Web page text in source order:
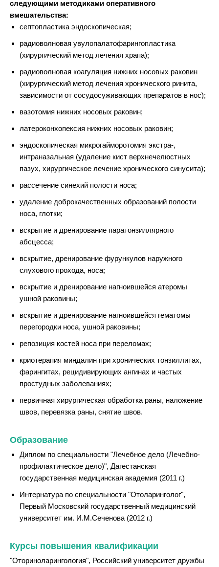
следующими методиками оперативного
вмешательства:
септопластика эндоскопическая;
радиоволновая увулопалатофарингопластика
(хирургический метод лечения храпа);
радиоволновая коагуляция нижних носовых раковин
(хирургический метод лечения хронического ринита,
зависимости от сосудосуживающих препаратов в нос);
вазотомия нижних носовых раковин;
латероконхопексия нижних носовых раковин;
эндоскопическая микрогайморотомия экстра-,
интраназальная (удаление кист верхнечелюстных
пазух, хирургическое лечение хронического синусита);
рассечение синехий полости носа;
удаление доброкачественных образований полости
носа, глотки;
вскрытие и дренирование паратонзиллярного
абсцесса;
вскрытие, дренирование фурункулов наружного
слухового прохода, носа;
вскрытие и дренирование нагноившейся атеромы
ушной раковины;
вскрытие и дренирование нагноившейся гематомы
перегородки носа, ушной раковины;
репозиция костей носа при переломах;
криотерапия миндалин при хронических тонзиллитах,
фарингитах, рецидивирующих ангинах и частых
простудных заболеваниях;
первичная хирургическая обработка раны, наложение
швов, перевязка раны, снятие швов.
Образование
Диплом по специальности "Лечебное дело (Лечебно-
профилактическое дело)", Дагестанская
государственная медицинская академия (2011 г.)
Интернатура по специальности "Отоларинголог",
Первый Московский государственный медицинский
университет им. И.М.Сеченова (2012 г.)
Курсы повышения квалификации
"Оториноларингология", Российский университет дружбы